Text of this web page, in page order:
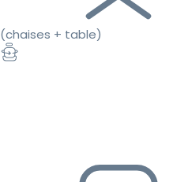
(chaises + table)